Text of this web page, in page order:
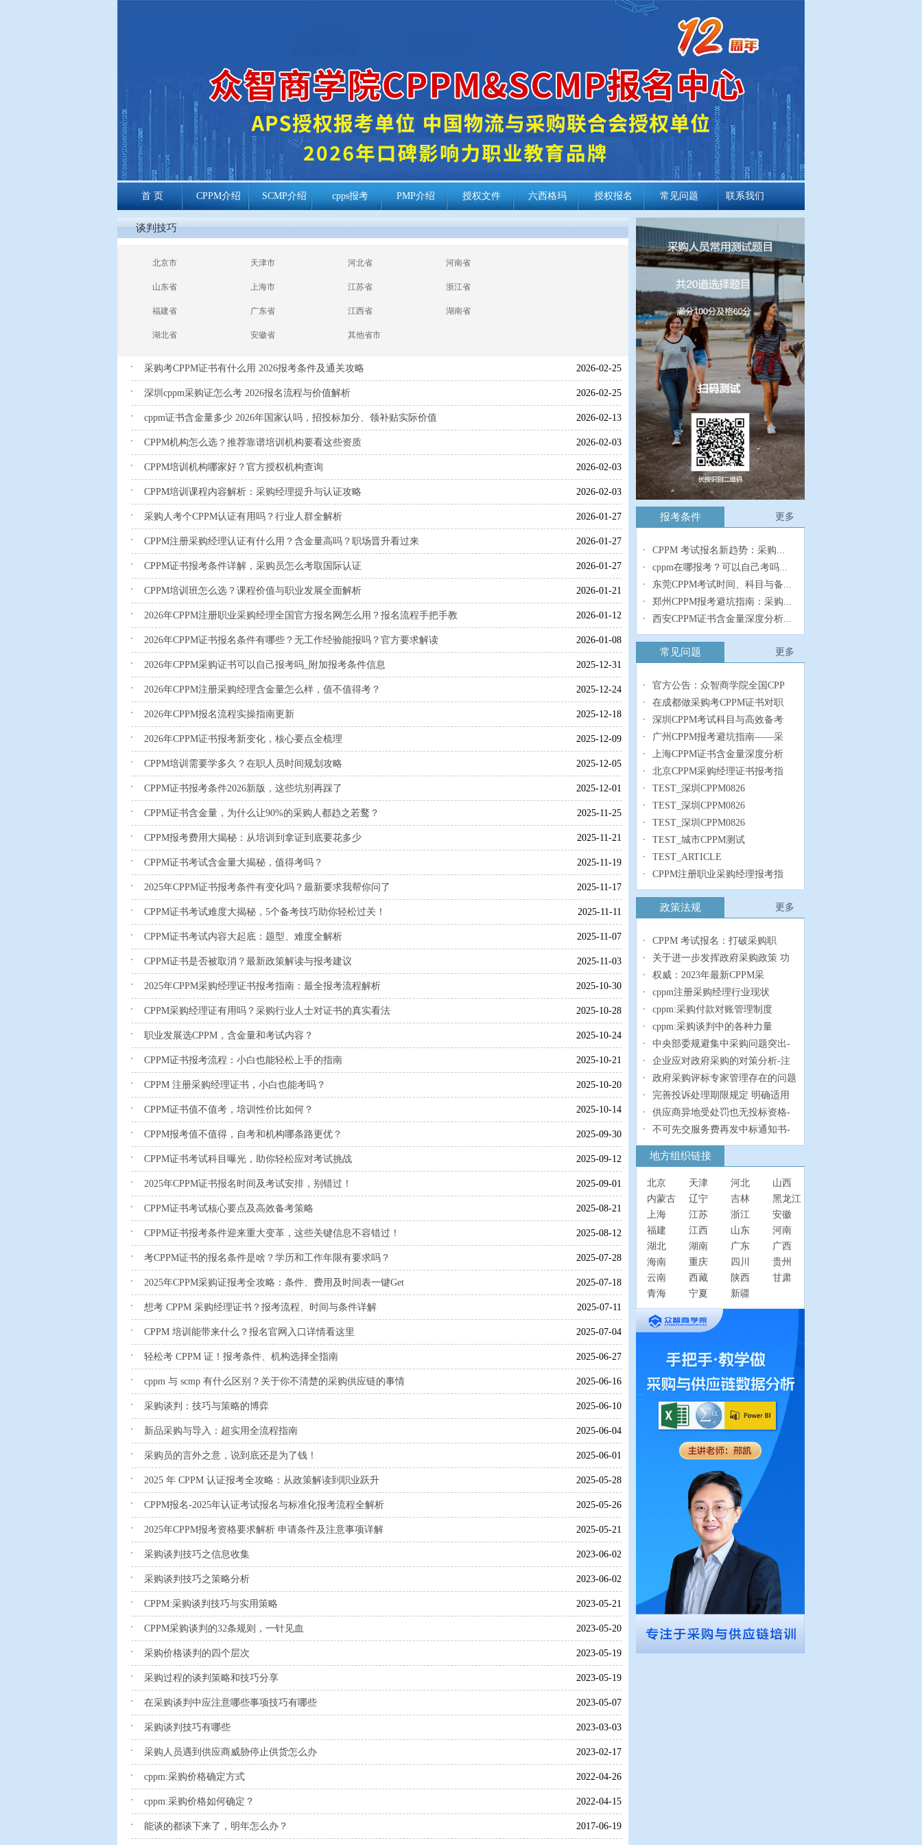
首 页 CPPM介绍 SCMP介绍 cpps报考 PMP介绍 授权文件 六西格玛 授权报名 常见问题 联系我们
谈判技巧
北京市 天津市 河北省 河南省
山东省 上海市 江苏省 浙江省
福建省 广东省 江西省 湖南省
湖北省 安徽省 其他省市
2026-02-25
采购考CPPM证书有什么用 2026报考条件及通关攻略
2026-02-25
深圳cppm采购证怎么考 2026报名流程与价值解析
2026-02-13
cppm证书含金量多少 2026年国家认吗，招投标加分、领补贴实际价值
2026-02-03
CPPM机构怎么选？推荐靠谱培训机构要看这些资质
2026-02-03
CPPM培训机构哪家好？官方授权机构查询
2026-02-03
CPPM培训课程内容解析：采购经理提升与认证攻略
2026-01-27
采购人考个CPPM认证有用吗？行业人群全解析
2026-01-27
CPPM注册采购经理认证有什么用？含金量高吗？职场晋升看过来
2026-01-27
CPPM证书报考条件详解，采购员怎么考取国际认证
2026-01-21
CPPM培训班怎么选？课程价值与职业发展全面解析
2026-01-12
2026年CPPM注册职业采购经理全国官方报名网怎么用？报名流程手把手教
2026-01-08
2026年CPPM证书报名条件有哪些？无工作经验能报吗？官方要求解读
2025-12-31
2026年CPPM采购证书可以自己报考吗_附加报考条件信息
2025-12-24
2026年CPPM注册采购经理含金量怎么样，值不值得考？
2025-12-18
2026年CPPM报名流程实操指南更新
2025-12-09
2026年CPPM证书报考新变化，核心要点全梳理
2025-12-05
CPPM培训需要学多久？在职人员时间规划攻略
2025-12-01
CPPM证书报考条件2026新版，这些坑别再踩了
2025-11-25
CPPM证书含金量，为什么让90%的采购人都趋之若鹜？
2025-11-21
CPPM报考费用大揭秘：从培训到拿证到底要花多少
2025-11-19
CPPM证书考试含金量大揭秘，值得考吗？
2025-11-17
2025年CPPM证书报考条件有变化吗？最新要求我帮你问了
2025-11-11
CPPM证书考试难度大揭秘，5个备考技巧助你轻松过关！
2025-11-07
CPPM证书考试内容大起底：题型、难度全解析
2025-11-03
CPPM证书是否被取消？最新政策解读与报考建议
2025-10-30
2025年CPPM采购经理证书报考指南：最全报考流程解析
2025-10-28
CPPM采购经理证有用吗？采购行业人士对证书的真实看法
2025-10-24
职业发展选CPPM，含金量和考试内容？
2025-10-21
CPPM证书报考流程：小白也能轻松上手的指南
2025-10-20
CPPM 注册采购经理证书，小白也能考吗？
2025-10-14
CPPM证书值不值考，培训性价比如何？
2025-09-30
CPPM报考值不值得，自考和机构哪条路更优？
2025-09-12
CPPM证书考试科目曝光，助你轻松应对考试挑战
2025-09-01
2025年CPPM证书报名时间及考试安排，别错过！
2025-08-21
CPPM证书考试核心要点及高效备考策略
2025-08-12
CPPM证书报考条件迎来重大变革，这些关键信息不容错过！
2025-07-28
考CPPM证书的报名条件是啥？学历和工作年限有要求吗？
2025-07-18
2025年CPPM采购证报考全攻略：条件、费用及时间表一键Get
2025-07-11
想考 CPPM 采购经理证书？报考流程、时间与条件详解
2025-07-04
CPPM 培训能带来什么？报名官网入口详情看这里
2025-06-27
轻松考 CPPM 证！报考条件、机构选择全指南
2025-06-16
cppm 与 scmp 有什么区别？关于你不清楚的采购供应链的事情
2025-06-10
采购谈判：技巧与策略的博弈
2025-06-04
新品采购与导入：超实用全流程指南
2025-06-01
采购员的言外之意，说到底还是为了钱！
2025-05-28
2025 年 CPPM 认证报考全攻略：从政策解读到职业跃升
2025-05-26
CPPM报名-2025年认证考试报名与标准化报考流程全解析
2025-05-21
2025年CPPM报考资格要求解析 申请条件及注意事项详解
2023-06-02
采购谈判技巧之信息收集
2023-06-02
采购谈判技巧之策略分析
2023-05-21
CPPM:采购谈判技巧与实用策略
2023-05-20
CPPM采购谈判的32条规则，一针见血
2023-05-19
采购价格谈判的四个层次
2023-05-19
采购过程的谈判策略和技巧分享
2023-05-07
在采购谈判中应注意哪些事项技巧有哪些
2023-03-03
采购谈判技巧有哪些
2023-02-17
采购人员遇到供应商威胁停止供货怎么办
2022-04-26
cppm:采购价格确定方式
2022-04-15
cppm:采购价格如何确定？
2017-06-19
能谈的都谈下来了，明年怎么办？
更多
报考条件
CPPM 考试报名新趋势：采购...
cppm在哪报考？可以自己考吗...
东莞CPPM考试时间、科目与备...
郑州CPPM报考避坑指南：采购...
西安CPPM证书含金量深度分析...
更多
常见问题
官方公告：众智商学院全国CPP
在成都做采购考CPPM证书对职
深圳CPPM考试科目与高效备考
广州CPPM报考避坑指南——采
上海CPPM证书含金量深度分析
北京CPPM采购经理证书报考指
TEST_深圳CPPM0826
TEST_深圳CPPM0826
TEST_深圳CPPM0826
TEST_城市CPPM测试
TEST_ARTICLE
CPPM注册职业采购经理报考指
更多
政策法规
CPPM 考试报名：打破采购职
关于进一步发挥政府采购政策 功
权威：2023年最新CPPM采
cppm注册采购经理行业现状
cppm:采购付款对账管理制度
cppm:采购谈判中的各种力量
中央部委规避集中采购问题突出-
企业应对政府采购的对策分析-注
政府采购评标专家管理存在的问题
完善投诉处理期限规定 明确适用
供应商异地受处罚也无投标资格-
不可先交服务费再发中标通知书-
地方组织链接
北京 天津 河北
山西
内蒙古
辽宁 吉林
黑龙江
上海
江苏 浙江
安徽
福建
江西 山东
河南
湖北
湖南 广东
广西
海南
重庆 四川
贵州
云南
西藏 陕西
甘肃
青海
宁夏 新疆